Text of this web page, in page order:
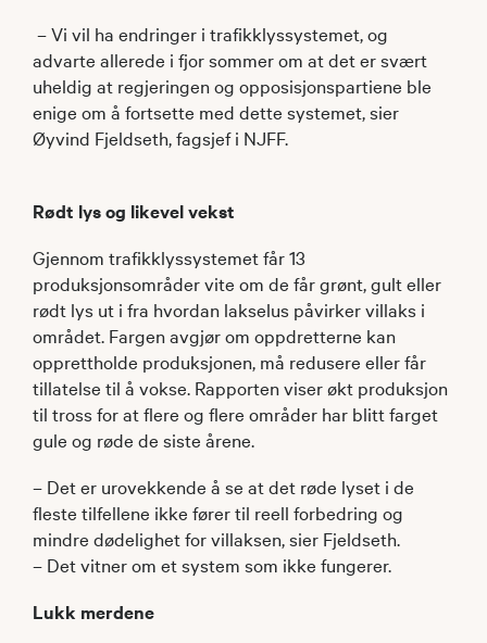
– Vi vil ha endringer i trafikklyssystemet, og
advarte allerede i fjor sommer om at det er svært
uheldig at regjeringen og opposisjonspartiene ble
enige om å fortsette med dette systemet, sier
Øyvind Fjeldseth, fagsjef i NJFF.
Rødt lys og likevel vekst
Gjennom trafikklyssystemet får 13
produksjonsområder vite om de får grønt, gult eller
rødt lys ut i fra hvordan lakselus påvirker villaks i
området. Fargen avgjør om oppdretterne kan
opprettholde produksjonen, må redusere eller får
tillatelse til å vokse. Rapporten viser økt produksjon
til tross for at flere og flere områder har blitt farget
gule og røde de siste årene.
– Det er urovekkende å se at det røde lyset i de
fleste tilfellene ikke fører til reell forbedring og
mindre dødelighet for villaksen, sier Fjeldseth.
– Det vitner om et system som ikke fungerer.
Lukk merdene